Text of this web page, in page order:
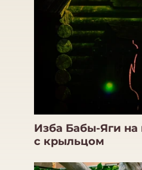
Изба Бабы-Яги на
с крыльцом